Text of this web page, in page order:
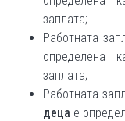
заплата;
Работната
определена
заплата;
Работната
деца е